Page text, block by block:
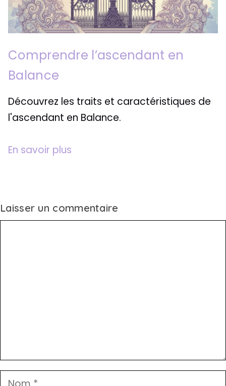
Comprendre l’ascendant en
Balance
Découvrez les traits et caractéristiques de
l'ascendant en Balance.
En savoir plus
Laisser un commentaire
Nom